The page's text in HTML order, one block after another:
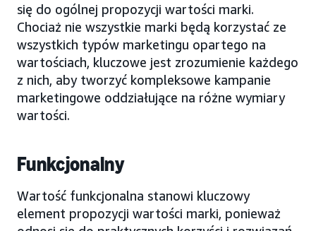
się do ogólnej propozycji wartości marki.
Chociaż nie wszystkie marki będą korzystać ze
wszystkich typów marketingu opartego na
wartościach, kluczowe jest zrozumienie każdego
z nich, aby tworzyć kompleksowe kampanie
marketingowe oddziałujące na różne wymiary
wartości.
Funkcjonalny
Wartość funkcjonalna stanowi kluczowy
element propozycji wartości marki, ponieważ